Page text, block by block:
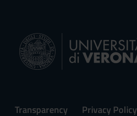
Transparency Privacy Policy